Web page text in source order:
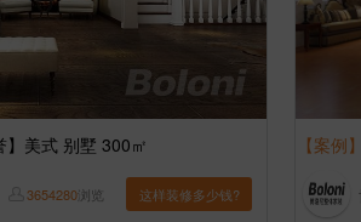
】美式 别墅 300㎡
3654280浏览 这样装修多少钱?
【案例